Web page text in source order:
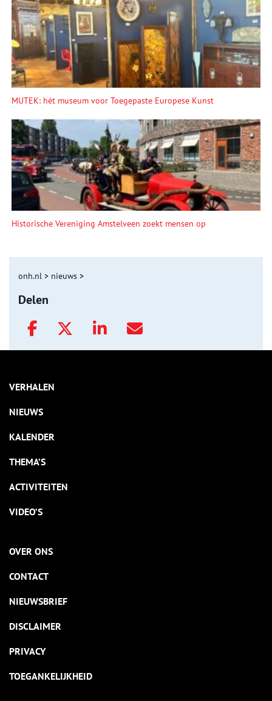
MUTEK: hét museum voor Toegepaste Europese Kunst
Historische Vereniging Amstelveen zoekt mensen op
onh.nl > nieuws >
Delen
VERHALEN
NIEUWS
KALENDER
THEMA’S
ACTIVITEITEN
VIDEO’S
OVER ONS
CONTACT
NIEUWSBRIEF
DISCLAIMER
PRIVACY
TOEGANKELIJKHEID